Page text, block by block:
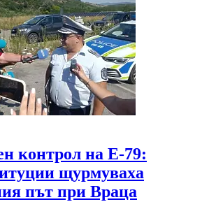
контрол на Е-79:
щурмуваха
път при Враца